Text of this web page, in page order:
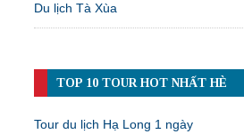
Du lịch Tà Xùa
TOP 10 TOUR HOT NHẤT HÈ
Tour du lịch Hạ Long 1 ngày